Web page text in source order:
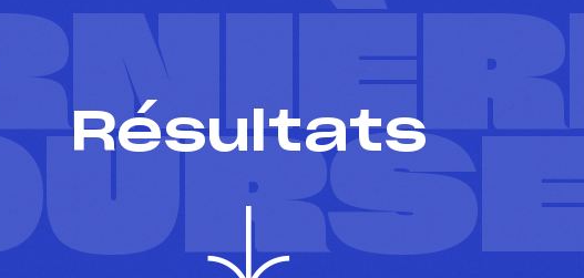
Résultats